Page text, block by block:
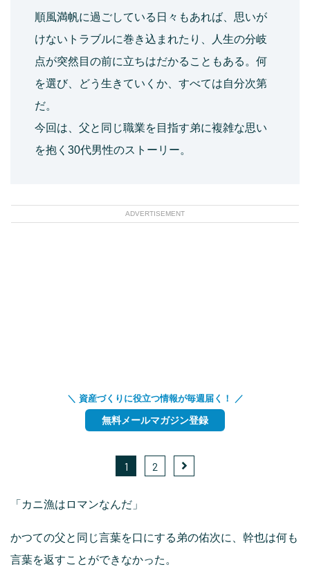
順風満帆に過ごしている日々もあれば、思いが
けないトラブルに巻き込まれたり、人生の分岐
点が突然目の前に立ちはだかることもある。何
を選び、どう生きていくか、すべては自分次第
だ。
今回は、父と同じ職業を目指す弟に複雑な思い
を抱く30代男性のストーリー。
ADVERTISEMENT
＼ 資産づくりに役立つ情報が毎週届く！ ／
無料メールマガジン登録
1 2
「カニ漁はロマンなんだ」
かつての父と同じ言葉を口にする弟の佑次に、幹也は何も
言葉を返すことができなかった。